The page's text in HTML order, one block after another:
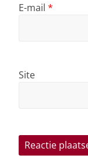
E-mail *
Site